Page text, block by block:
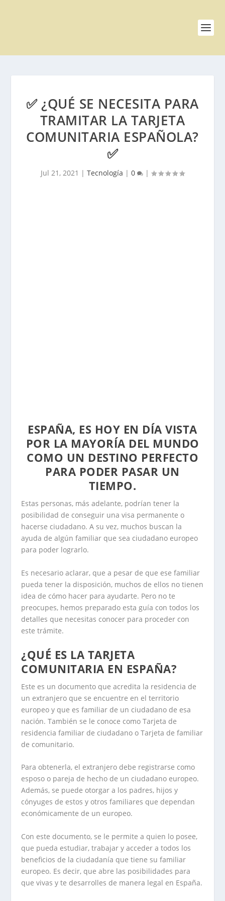
✅ ¿QUÉ SE NECESITA PARA
TRAMITAR LA TARJETA
COMUNITARIA ESPAÑOLA?
✅
Jul 21, 2021 | Tecnología | 0 |
ESPAÑA, ES HOY EN DÍA VISTA
POR LA MAYORÍA DEL MUNDO
COMO UN DESTINO PERFECTO
PARA PODER PASAR UN
TIEMPO.
Estas personas, más adelante, podrían tener la
posibilidad de conseguir una visa permanente o
hacerse ciudadano. A su vez, muchos buscan la
ayuda de algún familiar que sea ciudadano europeo
para poder lograrlo.
Es necesario aclarar, que a pesar de que ese familiar
pueda tener la disposición, muchos de ellos no tienen
idea de cómo hacer para ayudarte. Pero no te
preocupes, hemos preparado esta guía con todos los
detalles que necesitas conocer para proceder con
este trámite.
¿QUÉ ES LA TARJETA
COMUNITARIA EN ESPAÑA?
Este es un documento que acredita la residencia de
un extranjero que se encuentre en el territorio
europeo y que es familiar de un ciudadano de esa
nación. También se le conoce como Tarjeta de
residencia familiar de ciudadano o Tarjeta de familiar
de comunitario.
Para obtenerla, el extranjero debe registrarse como
esposo o pareja de hecho de un ciudadano europeo.
Además, se puede otorgar a los padres, hijos y
cónyuges de estos y otros familiares que dependan
económicamente de un europeo.
Con este documento, se le permite a quien lo posee,
que pueda estudiar, trabajar y acceder a todos los
beneficios de la ciudadanía que tiene su familiar
europeo. Es decir, que abre las posibilidades para
que vivas y te desarrolles de manera legal en España.